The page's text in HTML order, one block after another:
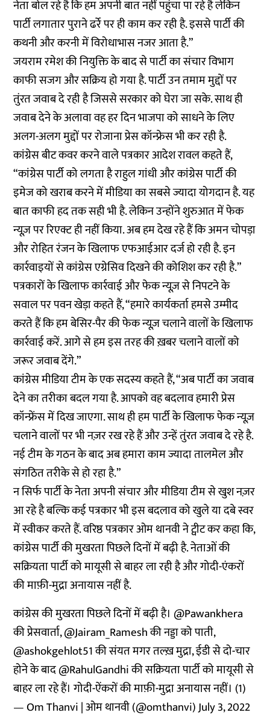
नेता बोल रहे है कि हम अपनी बात नहीं पहुंचा पा रहे है लेकिन
पार्टी लगातार पुराने ढर्रे पर ही काम कर रही है. इससे पार्टी की
कथनी और करनी में विरोधाभास नजर आता है.”
जयराम रमेश की नियुक्ति के बाद से पार्टी का संचार विभाग
काफी सजग और सक्रिय हो गया है. पार्टी उन तमाम मुद्दों पर
तुंरत जवाब दे रही है जिससे सरकार को घेरा जा सके. साथ ही
जवाब देने के अलावा वह हर दिन भाजपा को साधने के लिए
अलग-अलग मुद्दों पर रोजाना प्रेस कॉन्फ्रेस भी कर रही है.
कांग्रेस बीट कवर करने वाले पत्रकार आदेश रावल कहते हैं,
“कांग्रेस पार्टी को लगता है राहुल गांधी और कांग्रेस पार्टी की
इमेज को खराब करने में मीडिया का सबसे ज्यादा योगदान है. यह
बात काफी हद तक सही भी है. लेकिन उन्होंने शुरुआत में फेक
न्यूज़ पर रिएक्ट ही नहीं किया. अब हम देख रहे हैं कि अमन चोपड़ा
और रोहित रंजन के खिलाफ एफआईआर दर्ज हो रही है. इन
कार्रवाइयों से कांग्रेस एग्रेसिव दिखने की कोशिश कर रही है.”
पत्रकारों के खिलाफ कार्रवाई और फेक न्यूज़ से निपटने के
सवाल पर पवन खेड़ा कहते हैं, “हमारे कार्यकर्ता हमसे उम्मीद
करते हैं कि हम बेसिर-पैर की फेक न्यूज़ चलाने वालों के खिलाफ
कार्रवाई करें. आगे से हम इस तरह की ख़बर चलाने वालों को
जरूर जवाब देंगे.”
कांग्रेस मीडिया टीम के एक सदस्य कहते हैं, “अब पार्टी का जवाब
देने का तरीका बदल गया है. आपको वह बदलाव हमारी प्रेस
कॉन्फ्रेंस में दिख जाएगा. साथ ही हम पार्टी के खिलाफ फेक न्यूज़
चलाने वालों पर भी नज़र रख रहे हैं और उन्हें तुंरत जवाब दे रहे है.
नई टीम के गठन के बाद अब हमारा काम ज्यादा तालमेल और
संगठित तरीके से हो रहा है.”
न सिर्फ पार्टी के नेता अपनी संचार और मीडिया टीम से खुश नज़र
आ रहे है बल्कि कई पत्रकार भी इस बदलाव को खुले या दबे स्वर
में स्वीकर करते हैं. वरिष्ठ पत्रकार ओम थानवी ने ट्वीट कर कहा कि,
कांग्रेस पार्टी की मुखरता पिछले दिनों में बढ़ी है. नेताओं की
सक्रियता पार्टी को मायूसी से बाहर ला रही है और गोदी-एंकरों
की माफ़ी-मुद्रा अनायास नहीं है.
कांग्रेस की मुखरता पिछले दिनों में बढ़ी है। @Pawankhera
की प्रेसवार्ता,@Jairam_Rameshकी नड्डा को पाती,
@ashokgehlot51की संयत मगर तल्ख़ मुद्रा, ईडी से दो-चार
होने के बाद@RahulGandhiकी सक्रियता पार्टी को मायूसी से
बाहर ला रहे हैं। गोदी-ऐंकरों की माफ़ी-मुद्रा अनायास नहीं। (1)
— Om Thanvi | ओम थानवी (@omthanvi)July 3, 2022